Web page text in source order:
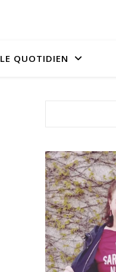
LE QUOTIDIEN